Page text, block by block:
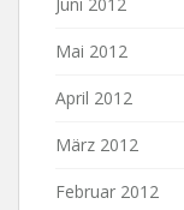
Mai 2012
April 2012
März 2012
Februar 2012